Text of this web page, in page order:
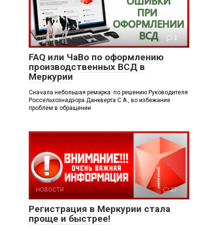
Справка 2
FAQ или ЧаВо по оформлению
производственных ВСД в
Меркурии
Сначала небольшая ремарка: по решению Руководителя
Россельхознадзора Данкверта С.А., во избежание
проблем в обращении
НОВОСТИ 27
Регистрация в Меркурии стала
проще и быстрее!